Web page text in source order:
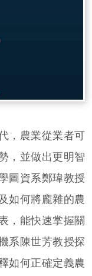
農業從業者可
，並做出更明智
圖資系鄭瑋教授
如何將龐雜的農
，能快速掌握關
系陳世芳教授探
如何正確定義農